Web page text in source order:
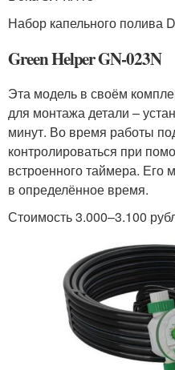
Набор капельного полива
Green Helper GN-023N
Эта модель в своём
для монтажа детали –
минут. Во время работы
контролироваться при
встроенного таймера. Его
в определённое время.
Стоимость 3.000–3.100